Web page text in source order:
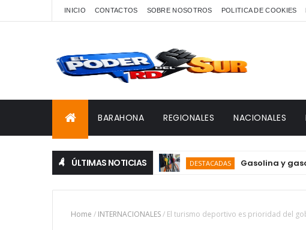
INICIO CONTACTOS SOBRE NOSOTROS POLITICA DE COOKIES
BARAHONA REGIONALES NACIONALES
ÚLTIMAS NOTICIAS DESTACADAS Gasolina y gasoil
Home / INTERNACIONALES/ El turismo deportivo es prioridad del